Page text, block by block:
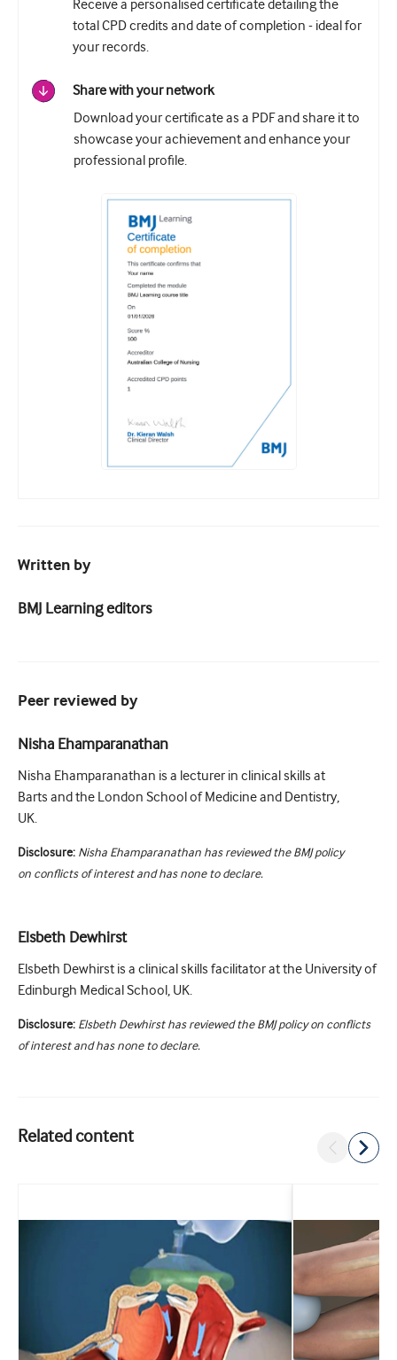
Receive a personalised certificate detailing the
total CPD credits and date of completion - ideal for
your records.
Share with your network
Download your certificate as a PDF and share it to
showcase your achievement and enhance your
professional profile.
Written by
BMJ Learning editors
Peer reviewed by
Nisha Ehamparanathan
Nisha Ehamparanathan is a lecturer in clinical skills at
Barts and the London School of Medicine and Dentistry,
UK.
Disclosure: Nisha Ehamparanathan has reviewed the BMJ policy
on conflicts of interest and has none to declare.
Elsbeth Dewhirst
Elsbeth Dewhirst is a clinical skills facilitator at the University of
Edinburgh Medical School, UK.
Disclosure: Elsbeth Dewhirst has reviewed the BMJ policy on conflicts
of interest and has none to declare.
Related content